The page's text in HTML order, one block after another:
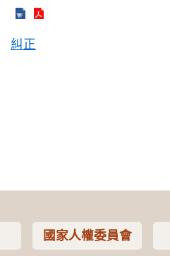
糾正
國家人權委員會